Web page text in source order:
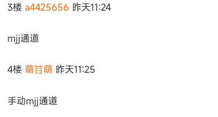
3楼 a4425656 昨天11:24
mjj通道
4楼 萌䒤萌 昨天11:25
手动mjj通道